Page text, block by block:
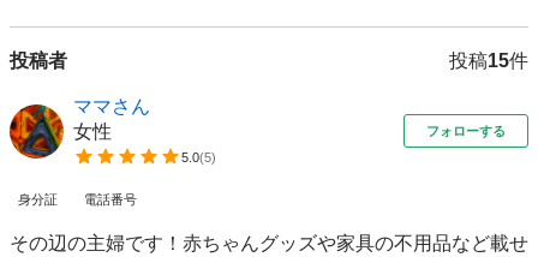
投稿者 投稿15件
ママさん
女性
5.0(5)
フォローする
身分証 電話番号
その辺の主婦です！赤ちゃんグッズや家具の不用品など載せ